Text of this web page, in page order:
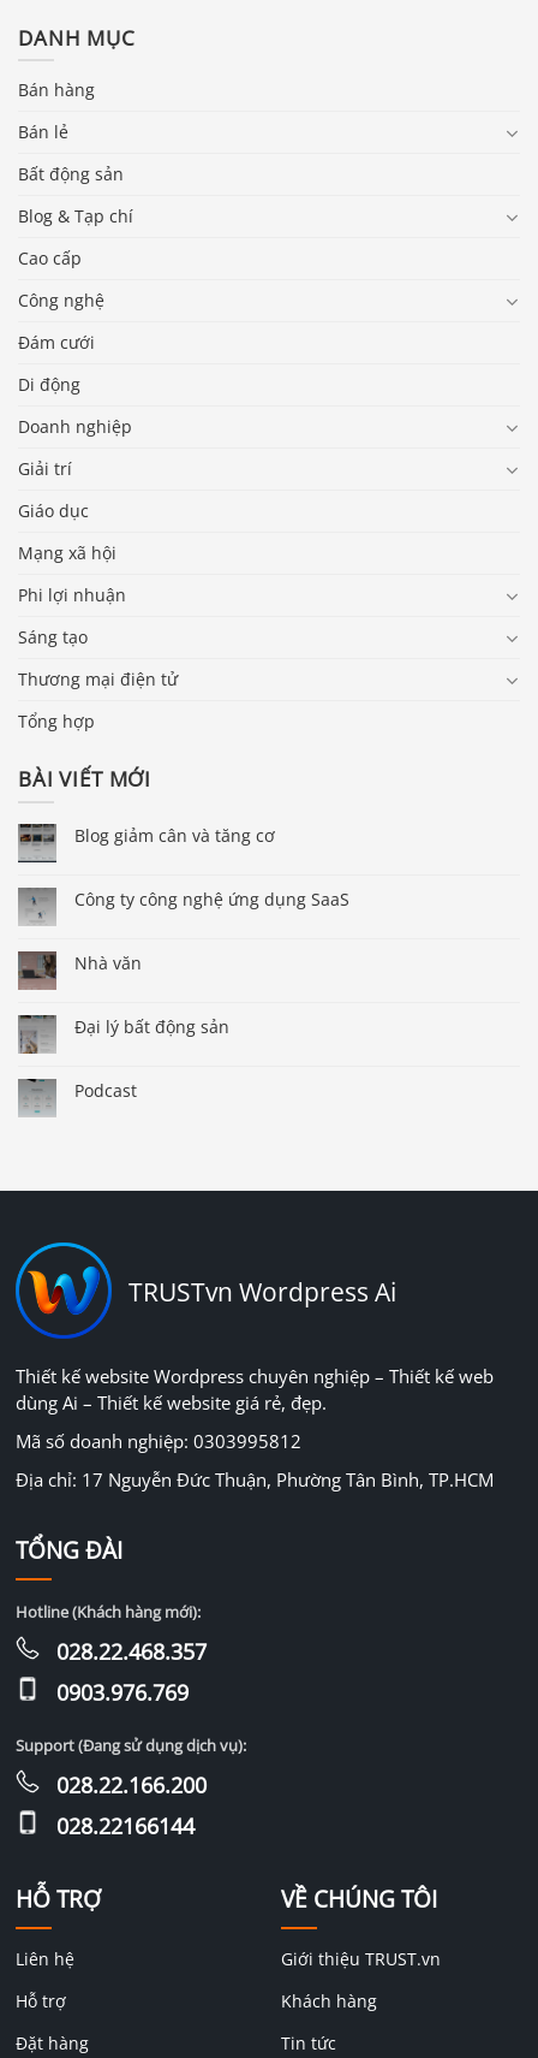
DANH MỤC
Bán hàng
Bán lẻ
Bất động sản
Blog & Tạp chí
Cao cấp
Công nghệ
Đám cưới
Di động
Doanh nghiệp
Giải trí
Giáo dục
Mạng xã hội
Phi lợi nhuận
Sáng tạo
Thương mại điện tử
Tổng hợp
BÀI VIẾT MỚI
Blog giảm cân và tăng cơ
Công ty công nghệ ứng dụng SaaS
Nhà văn
Đại lý bất động sản
Podcast
TRUSTvn Wordpress Ai
Thiết kế website Wordpress chuyên nghiệp – Thiết kế web
dùng Ai – Thiết kế website giá rẻ, đẹp.
Mã số doanh nghiệp: 0303995812
Địa chỉ: 17 Nguyễn Đức Thuận, Phường Tân Bình, TP.HCM
HỖ TRỢ
Liên hệ
Hỗ trợ
Đặt hàng
VỀ CHÚNG TÔI
Giới thiệu TRUST.vn
Khách hàng
Tin tức
TỔNG ĐÀI
Hotline (Khách hàng mới):
028.22.468.357
0903.976.769
Support (Đang sử dụng dịch vụ):
028.22.166.200
028.22166144